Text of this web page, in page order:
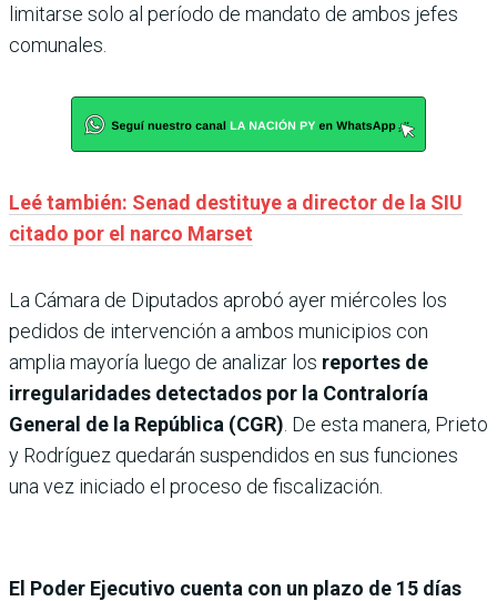
limitarse solo al período de mandato de ambos jefes
comunales.
Leé también: Senad destituye a director de la SIU
citado por el narco Marset
La Cámara de Diputados aprobó ayer miércoles los
pedidos de intervención a ambos municipios con
amplia mayoría luego de analizar los reportes de
irregularidades detectados por la Contraloría
General de la República (CGR) . De esta manera, Prieto
y Rodríguez quedarán suspendidos en sus funciones
una vez iniciado el proceso de fiscalización.
El Poder Ejecutivo cuenta con un plazo de 15 días